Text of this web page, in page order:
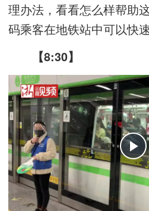
理办法，看看怎么样帮助
码乘客在地铁站中可以快
【8:30】